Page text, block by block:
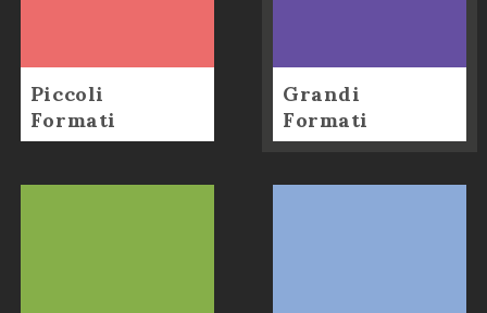
Piccoli
Formati Grandi
Formati